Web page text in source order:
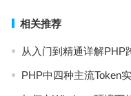
相关推荐
从入门到精通详解PHP
PHP中四种主流Token